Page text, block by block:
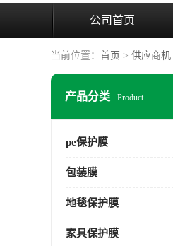
公司首页
当前位置： 首页 > 供应商机
产品分类 Product
pe保护膜
包装膜
地毯保护膜
家具保护膜